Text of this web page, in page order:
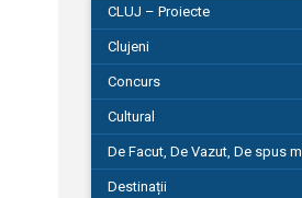
CLUJ – Proiecte
Clujeni
Concurs
Cultural
De Facut, De Vazut, De spus
Destinații